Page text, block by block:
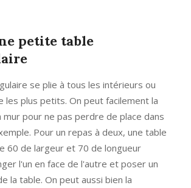
petite table
se plie à tous les intérieurs ou
les plus petits. On peut facilement la
mur pour ne pas perdre de place dans
Pour un repas à deux, une table
60 de largeur et 70 de longueur
l'un en face de l'autre et poser un
la table. On peut aussi bien la